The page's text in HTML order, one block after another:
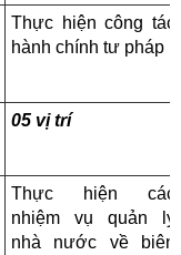
Thực hiện công tác
hành chính tư pháp
05 vị trí
Thực hiện các
nhiệm vụ quản lý
nhà nước về biên